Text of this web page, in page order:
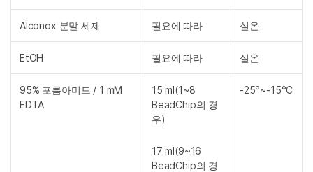
Alconox 분말 세제 필요에 따라 실온
EtOH 필요에 따라 실온
95% 포름아미드 / 1 mM
EDTA
15 ml(1~8
BeadChip의 경
우)
17 ml(9~16
BeadChip의 경
-25°~-15°C